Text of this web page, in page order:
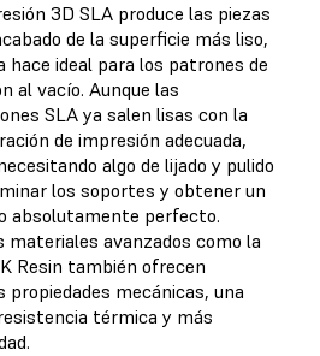
3D SLA produce las piezas
de la superficie más liso,
hace ideal para los patrones de
al vacío. Aunque las
SLA ya salen lisas con la
de impresión adecuada,
algo de lijado y pulido
los soportes y obtener un
absolutamente perfecto.
materiales avanzados como la
Resin también ofrecen
propiedades mecánicas, una
térmica y más